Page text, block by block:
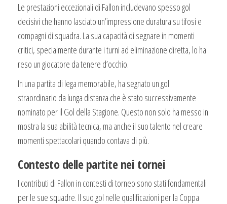
Le prestazioni eccezionali di Fallon includevano spesso gol
decisivi che hanno lasciato un’impressione duratura su tifosi e
compagni di squadra. La sua capacità di segnare in momenti
critici, specialmente durante i turni ad eliminazione diretta, lo ha
reso un giocatore da tenere d’occhio.
In una partita di lega memorabile, ha segnato un gol
straordinario da lunga distanza che è stato successivamente
nominato per il Gol della Stagione. Questo non solo ha messo in
mostra la sua abilità tecnica, ma anche il suo talento nel creare
momenti spettacolari quando contava di più.
Contesto delle partite nei tornei
I contributi di Fallon in contesti di torneo sono stati fondamentali
per le sue squadre. Il suo gol nelle qualificazioni per la Coppa